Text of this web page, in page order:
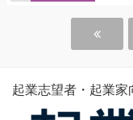
起業志望者・起業家